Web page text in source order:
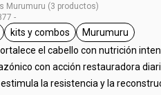
Murumuru (3 productos)
-
unisex
general.tag kits y combos
kits y combos
general.tag
Murumuru
el cabello con nutrición
con acción restauradora
la resistencia y la